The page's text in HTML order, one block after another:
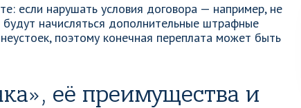
если нарушать условия договора — например, не
начисляться дополнительные штрафные
поэтому конечная переплата может быть
её преимущества и